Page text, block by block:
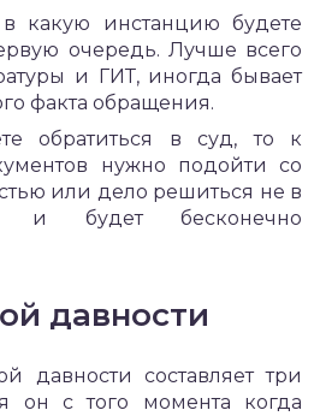
какую инстанцию будете
очередь. Лучше всего
и ГИТ, иногда бывает
факта обращения.
обратиться в суд, то к
нужно подойти со
или дело решиться не в
и будет бесконечно
давности
давности составляет три
он с того момента когда